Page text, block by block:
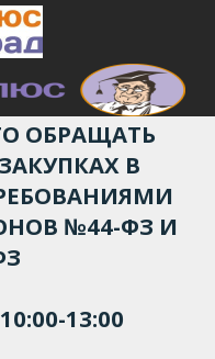
семинар:
В 2025–
ОБРАЩАТЬ
В
№44-ФЗ И
13:00